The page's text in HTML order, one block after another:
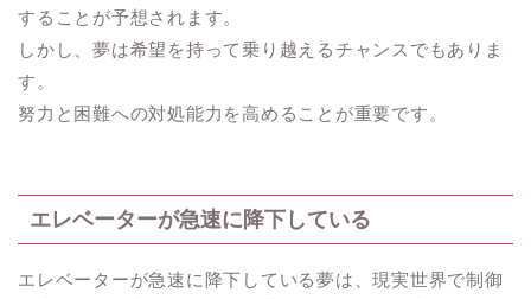
することが予想されます。
しかし、夢は希望を持って乗り越えるチャンスでもありま
す。
努力と困難への対処能力を高めることが重要です。
エレベーターが急速に降下している
エレベーターが急速に降下している夢は、現実世界で制御